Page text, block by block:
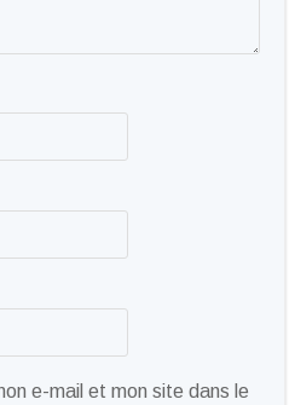
e-mail et mon site dans le